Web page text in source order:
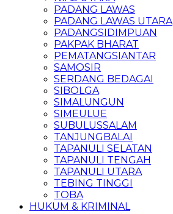
PADANG LAWAS
PADANG LAWAS UTARA
PADANGSIDIMPUAN
PAKPAK BHARAT
PEMATANGSIANTAR
SAMOSIR
SERDANG BEDAGAI
SIBOLGA
SIMALUNGUN
SIMEULUE
SUBULUSSALAM
TANJUNGBALAI
TAPANULI SELATAN
TAPANULI TENGAH
TAPANULI UTARA
TEBING TINGGI
TOBA
HUKUM & KRIMINAL